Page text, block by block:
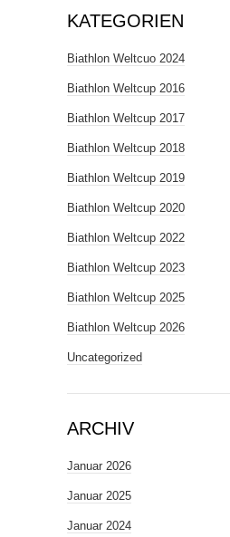
KATEGORIEN
Biathlon Weltcuo 2024
Biathlon Weltcup 2016
Biathlon Weltcup 2017
Biathlon Weltcup 2018
Biathlon Weltcup 2019
Biathlon Weltcup 2020
Biathlon Weltcup 2022
Biathlon Weltcup 2023
Biathlon Weltcup 2025
Biathlon Weltcup 2026
Uncategorized
ARCHIV
Januar 2026
Januar 2025
Januar 2024